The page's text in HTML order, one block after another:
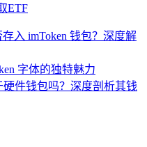
ETF
入 imToken 钱包？深度解
字体的独特魅力
硬件钱包吗？深度剖析其钱